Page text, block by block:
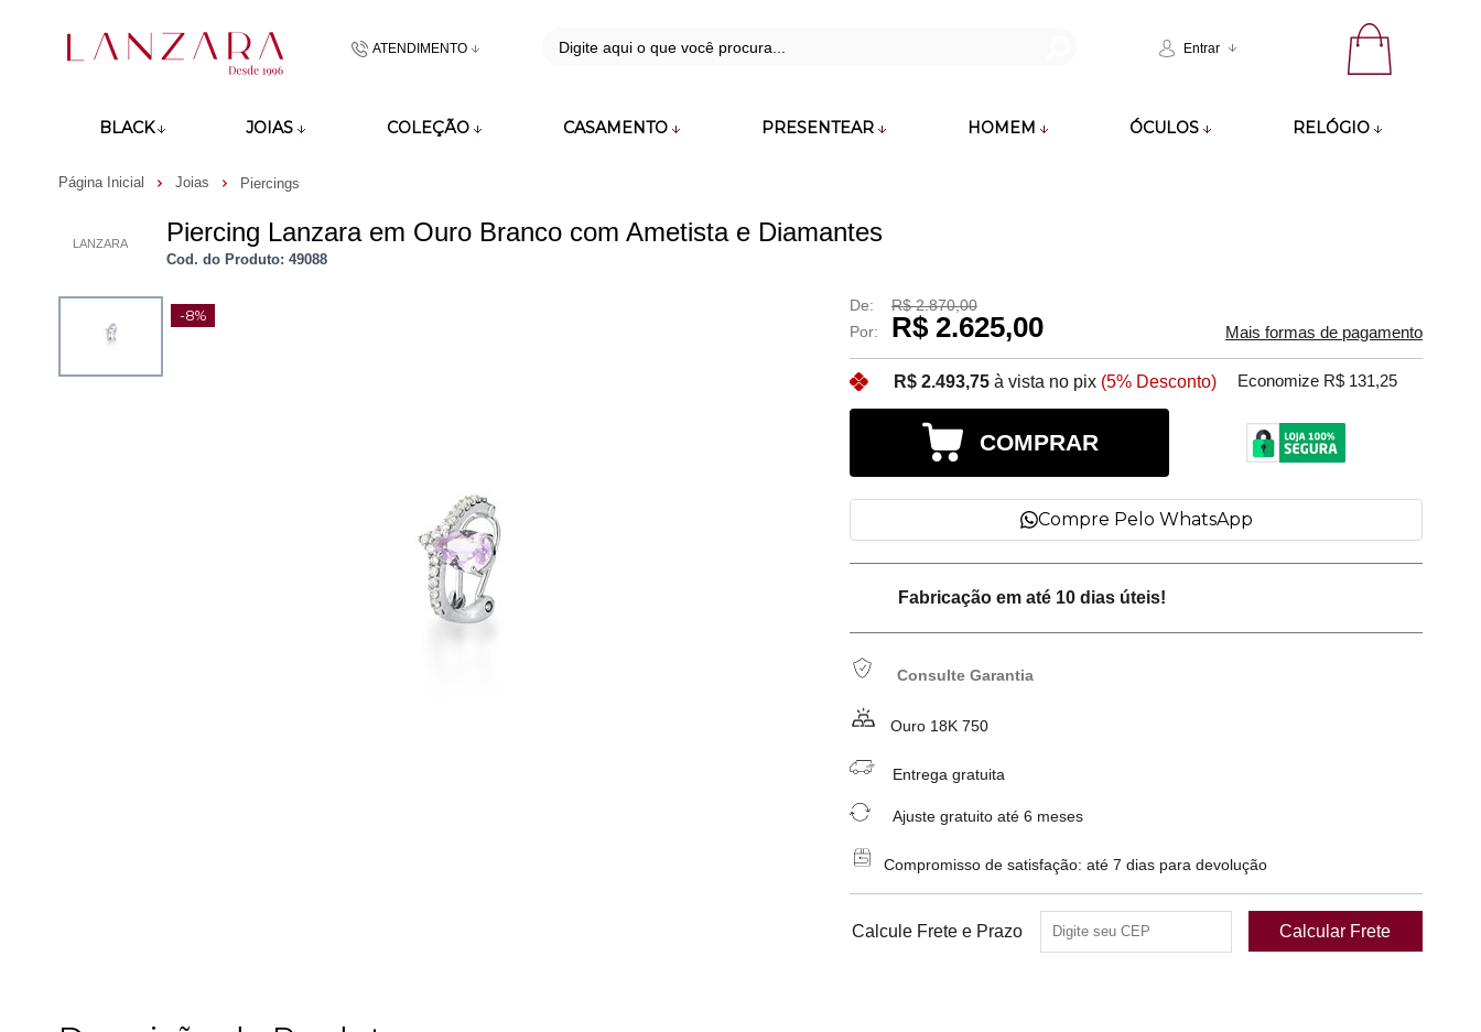
ATENDIMENTO
(48)991860142
Entrar
BLACK JOIAS COLEÇÃO CASAMENTO PRESENTEAR HOMEM ÓCULOS RELÓGIO
Página Inicial Joias Piercings
LANZARA Piercing Lanzara em Ouro Branco com Ametista e Diamantes
Cod. do Produto: 49088
-8%
De:
R$ 2.870,00
Por:
R$ 2.625,00 Mais formas de pagamento
R$ 2.493,75à vista no pix (5% Desconto) Economize R$ 131,25
COMPRAR
Compre Pelo WhatsApp
Fabricação em até 10 dias úteis!
Consulte Garantia
Ouro 18K 750
Entrega gratuita
Ajuste gratuito até 6 meses
Compromisso de satisfação: até 7 dias para devolução
Calcule Frete e Prazo